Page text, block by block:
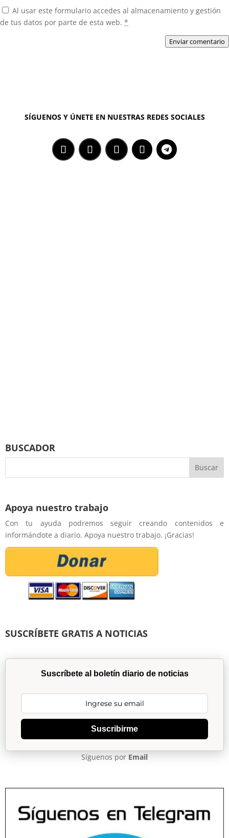
Al usar este formulario accedes al almacenamiento y gestión
de tus datos por parte de esta web. *
Enviar comentario
SÍGUENOS Y ÚNETE EN NUESTRAS REDES SOCIALES
BUSCADOR
Apoya nuestro trabajo
Con tu ayuda podremos seguir creando contenidos e
informándote a diario. Apoya nuestro trabajo. ¡Gracias!
SUSCRÍBETE GRATIS A NOTICIAS
Suscríbete al boletín diario de noticias
Suscribirme
Síguenos por Email